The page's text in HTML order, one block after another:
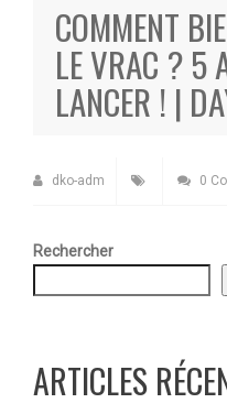
COMMENT
LE VRAC ? 5
LANCER ! |
dko-adm 0
Rechercher
ARTICLES